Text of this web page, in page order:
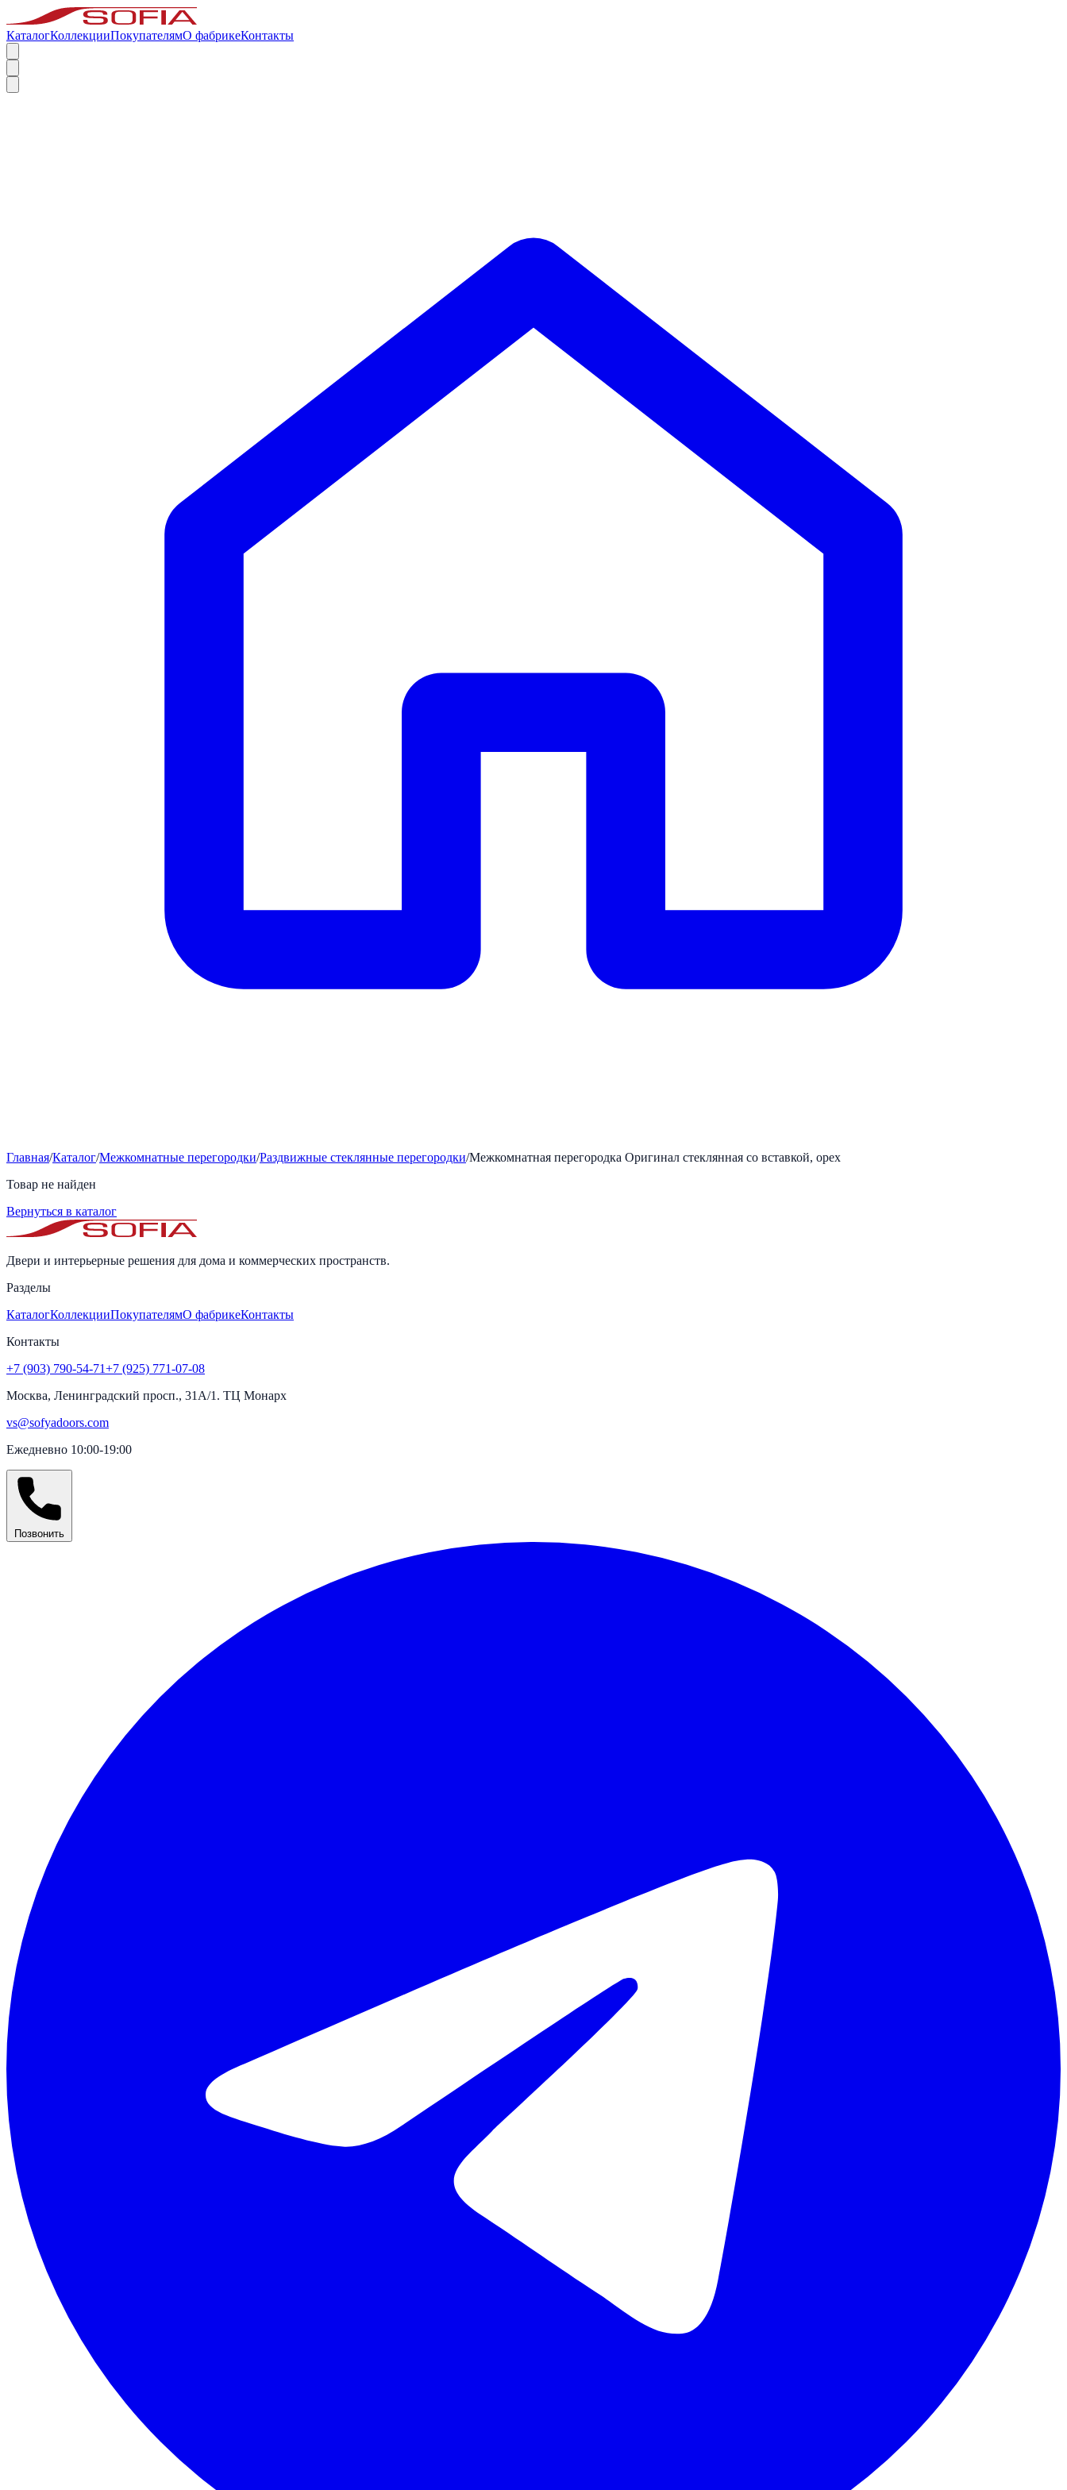
КаталогКоллекцииПокупателямО фабрикеКонтакты
Главная/Каталог/Межкомнатные перегородки/Раздвижные стеклянные перегородки/Межкомнатная перегородка Оригинал стеклянная со вставкой, орех
Товар не найден
Вернуться в каталог
Двери и интерьерные решения для дома и коммерческих пространств.
Разделы
КаталогКоллекцииПокупателямО фабрикеКонтакты
Контакты
+7 (903) 790-54-71+7 (925) 771-07-08
Москва, Ленинградский просп., 31А/1. ТЦ Монарх
vs@sofyadoors.com
Ежедневно 10:00-19:00
Позвонить